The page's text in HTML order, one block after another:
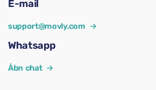
E-mail
support@movly.com →
Whatsapp
Åbn chat →